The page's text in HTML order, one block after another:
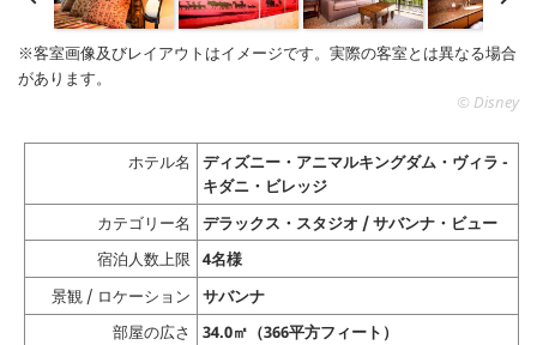
※客室画像及びレイアウトはイメージです。実際の客室とは異なる場合
があります。
© Disney
ホテル名
ディズニー・アニマルキングダム・ヴィラ -
キダニ・ビレッジ
カテゴリー名
デラックス・スタジオ / サバンナ・ビュー
宿泊人数上限
4名様
景観 / ロケーション
サバンナ
部屋の広さ
34.0㎡（366平方フィート）